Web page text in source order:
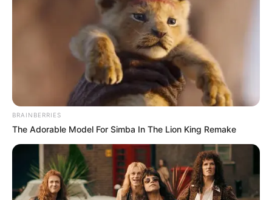
BRAINBERRIES
The Adorable Model For Simba In The Lion King Remake